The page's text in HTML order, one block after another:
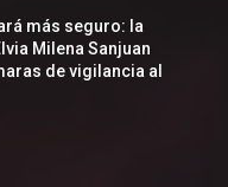
más seguro: la
Milena Sanjuan
de vigilancia al